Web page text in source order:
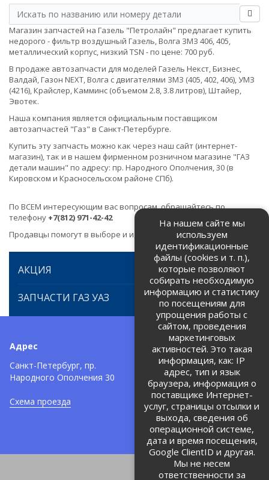
Магазин запчастей на Газель "Петролайн" предлагает купить
недорого - фильтр воздушный Газель, Волга ЗМЗ 406, 405,
металлический корпус, низкий TSN - по цене: 700 руб.
В продаже автозапчасти для моделей Газель Некст, Бизнес,
Валдай, Газон NEXT, Волга с двигателями ЗМЗ (405, 402, 406), УМЗ
(4216), Крайслер, Камминс (объемом 2.8, 3.8 литров), Штайер,
Эвотек.
Наша компания является официальным поставщиком
автозапчастей "Газ" в Санкт-Петербурге.
Купить эту запчасть можно как через наш сайт (интернет-
магазин), так и в нашем фирменном розничном магазине "ГАЗ
детали машин" по адресу: пр. Народного Ополчения, 30 (в
Кировском и Красносельском районе СПб).
По ВСЕМ интересующим вас вопросам, обращайтесь по
телефону +7(812) 971-42-42
Продавцы помогут в выборе и идентификации товара.
АКЦИЯ
ЗАПЧАСТИ ГАЗ УАЗ
Адрес
Санкт-Петербург, пр.
Народного Ополчения 30
Схема проезда
Телефоны:
+7 (812) 971-42-42
Политика об обработке и
защите персональных данных
Соглашение на обработку
персональных данных
На нашем сайте мы
используем
идентификационные
файлы (cookies и т. п.),
которые позволяют
собирать необходимую
информацию и статистику
по посещениям для
упрощения работы с
сайтом, проведения
маркетинговых
активностей. Это такая
информация, как: IP
адрес, тип и язык
браузера, информация о
поставщике Интернет-
услуг, страницы отсылки и
выхода, сведения об
операционной системе,
дата и время посещения,
Google ClientID и другая.
Мы не несем
ответственности за